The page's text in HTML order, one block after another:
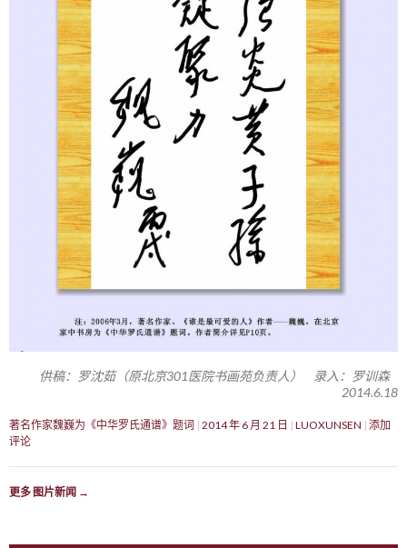
供稿：罗沈茹（原北京301医院书画苑负责人） 录入：罗训森
2014.6.18
著名作家魏巍为《中华罗氏通谱》题词 2014 年 6 月 21 日 LUOXUNSEN 添加
评论
更多 图片新闻 →